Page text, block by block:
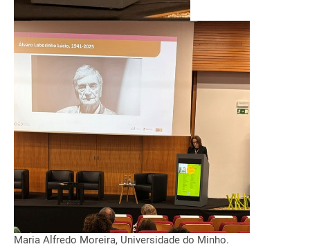
Maria Alfredo Moreira, Universidade do Minho.